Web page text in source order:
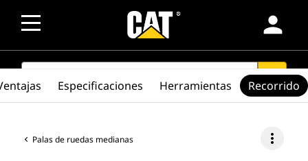
person
SEARCH search
Palas de ruedas medianas more_vert
Especificaciones Herramientas Recorrido